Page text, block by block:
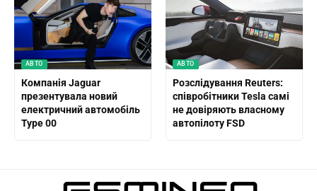
АВТО
Компанія Jaguar
презентувала новий
електричний автомобіль
Type 00
АВТО
Розслідування Reuters:
співробітники Tesla самі
не довіряють власному
автопілоту FSD